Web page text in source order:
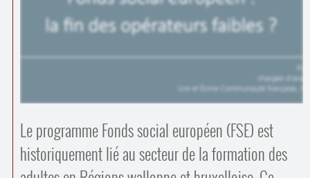
Comprendre et parler
Contacts
Le programme Fonds social européen (FSE) est
historiquement lié au secteur de la formation des